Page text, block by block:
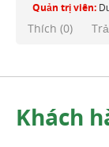
Quản trị viên:
Thích (0)
Khách